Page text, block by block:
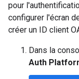
pour
configurer l'écran
créer un ID client
Dans la
Auth